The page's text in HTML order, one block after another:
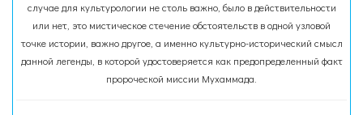
случае для культурологии не столь важно, было в действительности
или нет, это мистическое стечение обстоятельств в одной узловой
точке истории, важно другое, а именно культурно-исторический смысл
данной легенды, в которой удостоверяется как предопределенный факт
пророческой миссии Мухаммада.